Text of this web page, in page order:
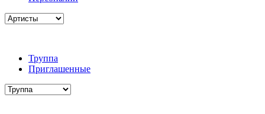
Труппа
Приглашенные